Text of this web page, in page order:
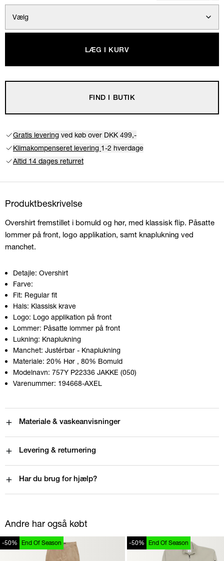
Vælg
LÆG I KURV
FIND I BUTIK
Gratis levering ved køb over DKK 499,-
Klimakompenseret levering 1-2 hverdage
Altid 14 dages returret
Produktbeskrivelse
Overshirt fremstillet i bomuld og hør, med klassisk flip. Påsatte
lommer på front, logo applikation, samt knaplukning ved
manchet.
Detajle: Overshirt
Farve:
Fit: Regular fit
Hals: Klassisk krave
Logo: Logo applikation på front
Lommer: Påsatte lommer på front
Lukning: Knaplukning
Manchet: Justérbar - Knaplukning
Materiale: 20% Hør , 80% Bomuld
Modelnavn: 757Y P22336 JAKKE (050)
Varenummer: 194668-AXEL
Materiale & vaskeanvisninger
Levering & returnering
Har du brug for hjælp?
Andre har også købt
-50% End Of Season -50% End Of Season